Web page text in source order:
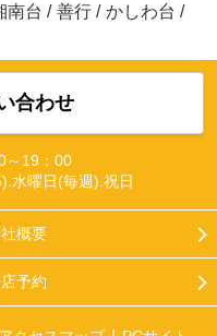
南台 / 善行 / かしわ台 /
合わせ
～19：00
水曜日(毎週).祝日
概要
予約